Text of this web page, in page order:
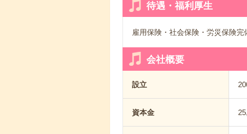
待遇・福利厚生
雇用保険・社会保険・労災保険完
会社概要
設立
資本金